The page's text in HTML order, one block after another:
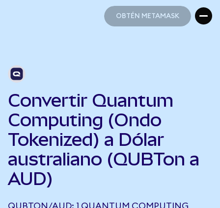
OBTÉN METAMASK
Convertir Quantum
Computing (Ondo
Tokenized) a Dólar
australiano (QUBTon a
AUD)
QUBTON/AUD: 1 QUANTUM COMPUTING